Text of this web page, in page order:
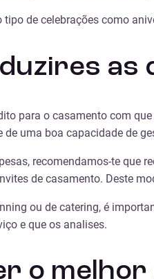
de celebrações como
as
para o casamento com
de uma boa capacidade de
recomendamos-te que
de casamento. Deste
ou de catering, é
e que os analises.
o